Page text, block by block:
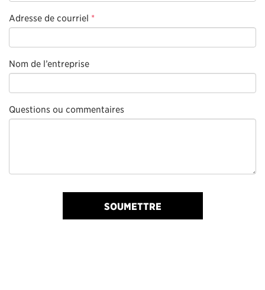
Adresse de courriel *
Nom de l’entreprise
Questions ou commentaires
SOUMETTRE